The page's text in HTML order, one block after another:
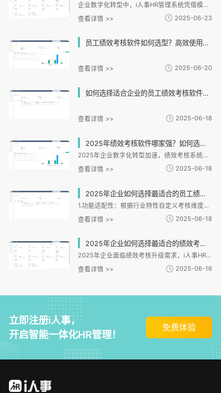
企业数字化转型中，i人事HR管理系统凭借模块化设计和多场景适配能力，成为绩效考核优选工具。文章详解选择系统的关键要素：灵活性、数据整合、实时可视化和合规性；重点介绍i人事的核心优势，包括多维度绩效方案、业务数据联动、全流程线上化和培训闭环；并通过连锁零售、制造、金融等案例验证其有效性。之后指出i人事通过薪酬核算、培训匹配和组织调整等协同功能，实现从考核到激励的全链路管理，帮助企业将绩效管理转化为价值引擎。
查看详情 >>
2025-06-23
员工绩效考核软件如何选型？高效使用技巧助你提升考核效果！
查看详情 >> 2025-06-20
如何选择适合企业的员工绩效考核软件提升团队效率？
查看详情 >> 2025-06-18
2025年绩效考核软件哪家强？如何选择最适合企业的绩效管理系统？
2025年企业数字化转型加速，绩效考核系统成为管理核心工具。本文分析奇绩云科、北森等主流厂商特点，提供四大选型维度：战略落地、行业适配、技术扩展和成本效益。重点推荐i人事解决方案，其轻量化设计、零售业定制模板和移动协同功能，帮助中小企业将考核周期缩短至2天，年费控制在5万元以下。文章建议企业根据AI整合趋势和全球化需求，结合自身规模与预算选择系统，i人事凭借高性价比成为中小企业优选。
查看详情 >>
2025-06-18
2025年企业如何选择最适合的员工绩效考核软件？
1.功能适配性：根据行业特性自定义考核维度，支持KPI权重分配等灵活配置2.数据安全：采用银行级加密与权限分级管理，内置合规校验功能3.用户体验：智能引导简化操作，移动端适配，支持考核模板复用4.数据分析：多维度可视化看板，AI异常分析，自定义报表输出5.实施服务：全流程陪伴式实施，7×12小时支持，持续优化建议6.未来趋势：AI深度应用与人性化设计结合，如智能目标拆解和心理健康预警。
查看详情 >>
2025-06-18
2025年企业如何选择最适合的绩效考核软件提升管理效率？
2025年企业面临绩效考核升级需求，i人事HR管理系统提供智能化解决方案。文章从三方面分析选型要点：首先需明确行业特性需求，如连锁业需实时追踪门店数据；其次要关注实时排名、绩效档案等核心功能；最后强调行业定制方案的重要性。系统通过智搭云平台实现业务数据融合，支持OKR管理等智能化工具，帮助企业提升人效。典型案例显示，使用后门店人效提升20%以上，管理效率提高50%。未来绩效考核将更注重数据驱动决策，实现从基础考核到战略支持的全流程管理。
查看详情 >>
2025-06-16
立即注册i人事，
开启智能一体化HR管理！
免费体验